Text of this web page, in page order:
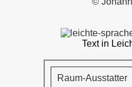
Text in
Raum-Ausstatter